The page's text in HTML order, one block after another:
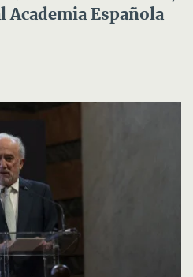
Academia Española